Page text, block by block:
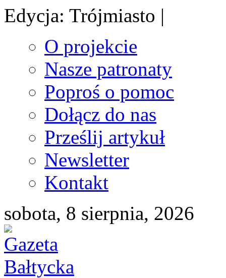
Edycja: Trójmiasto |
O projekcie
Nasze patronaty
Poproś o pomoc
Dołącz do nas
Prześlij artykuł
Newsletter
Kontakt
sobota, 8 sierpnia, 2026